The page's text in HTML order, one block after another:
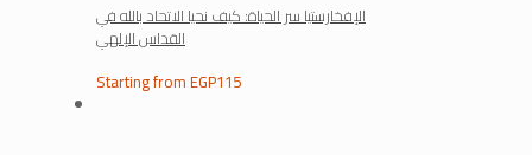
الإفخارستيا سر الحياة: كيف نحيا الاتحاد بالله في
القداس الإلهي
Starting fromEGP115